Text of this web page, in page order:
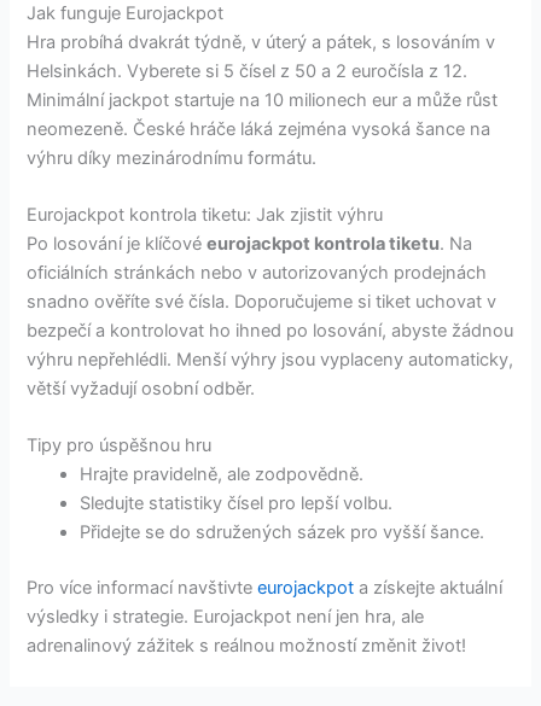
Jak funguje Eurojackpot
Hra probíhá dvakrát týdně, v úterý a pátek, s losováním v
Helsinkách. Vyberete si 5 čísel z 50 a 2 euročísla z 12.
Minimální jackpot startuje na 10 milionech eur a může růst
neomezeně. České hráče láká zejména vysoká šance na
výhru díky mezinárodnímu formátu.
Eurojackpot kontrola tiketu: Jak zjistit výhru
Po losování je klíčovéeurojackpot kontrola tiketu. Na
oficiálních stránkách nebo v autorizovaných prodejnách
snadno ověříte své čísla. Doporučujeme si tiket uchovat v
bezpečí a kontrolovat ho ihned po losování, abyste žádnou
výhru nepřehlédli. Menší výhry jsou vyplaceny automaticky,
větší vyžadují osobní odběr.
Tipy pro úspěšnou hru
Hrajte pravidelně, ale zodpovědně.
Sledujte statistiky čísel pro lepší volbu.
Přidejte se do sdružených sázek pro vyšší šance.
Pro více informací navštivteeurojackpot a získejte aktuální
výsledky i strategie. Eurojackpot není jen hra, ale
adrenalinový zážitek s reálnou možností změnit život!